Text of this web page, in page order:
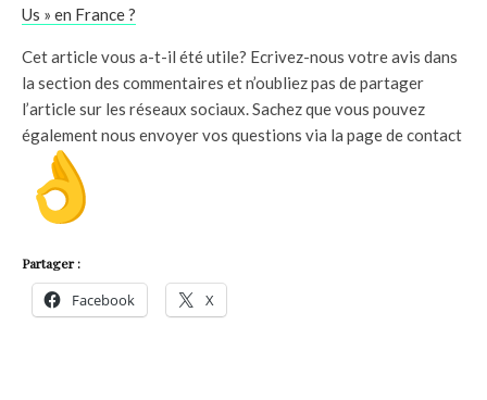
Us » en France ?
Cet article vous a-t-il été utile? Ecrivez-nous votre avis dans
la section des commentaires et n’oubliez pas de partager
l’article sur les réseaux sociaux. Sachez que vous pouvez
également nous envoyer vos questions via la page de contact
Partager :
Facebook X